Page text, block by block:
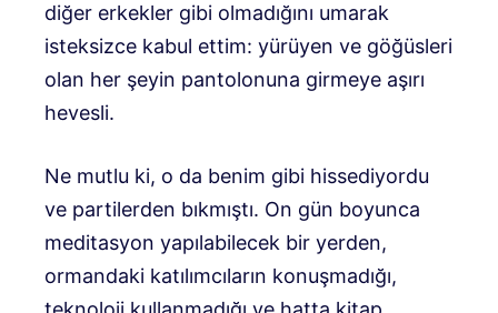
diğer erkekler gibi olmadığını umarak
isteksizce kabul ettim: yürüyen ve göğüsleri
olan her şeyin pantolonuna girmeye aşırı
hevesli.
Ne mutlu ki, o da benim gibi hissediyordu
ve partilerden bıkmıştı. On gün boyunca
meditasyon yapılabilecek bir yerden,
ormandaki katılımcıların konuşmadığı,